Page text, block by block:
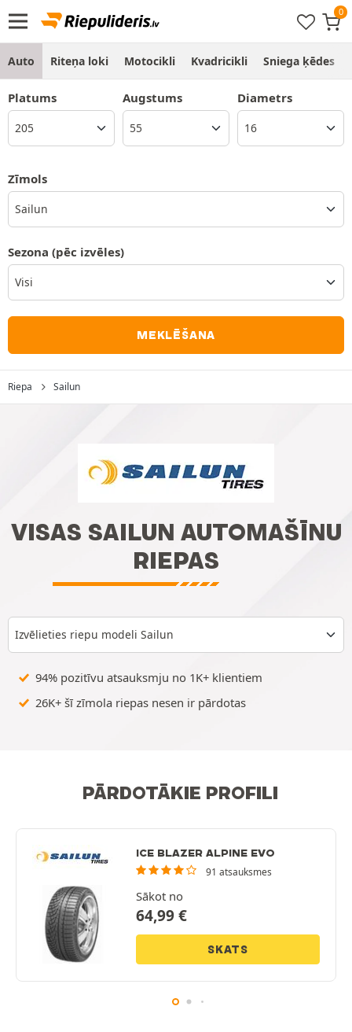
Auto Riteņa loki Motocikli Kvadricikli Sniega ķēdes
Platums Augstums Diametrs
Zīmols
Sailun
Sezona (pēc izvēles)
MEKLĒŠANA
Riepa Sailun
VISAS SAILUN AUTOMAŠĪNU
RIEPAS
Izvēlieties riepu modeli Sailun
94% pozitīvu atsauksmju no 1K+ klientiem
26K+ šī zīmola riepas nesen ir pārdotas
PĀRDOTĀKIE PROFILI
ICE BLAZER ALPINE EVO
91 atsauksmes
Sākot no
64,99€
SKATS